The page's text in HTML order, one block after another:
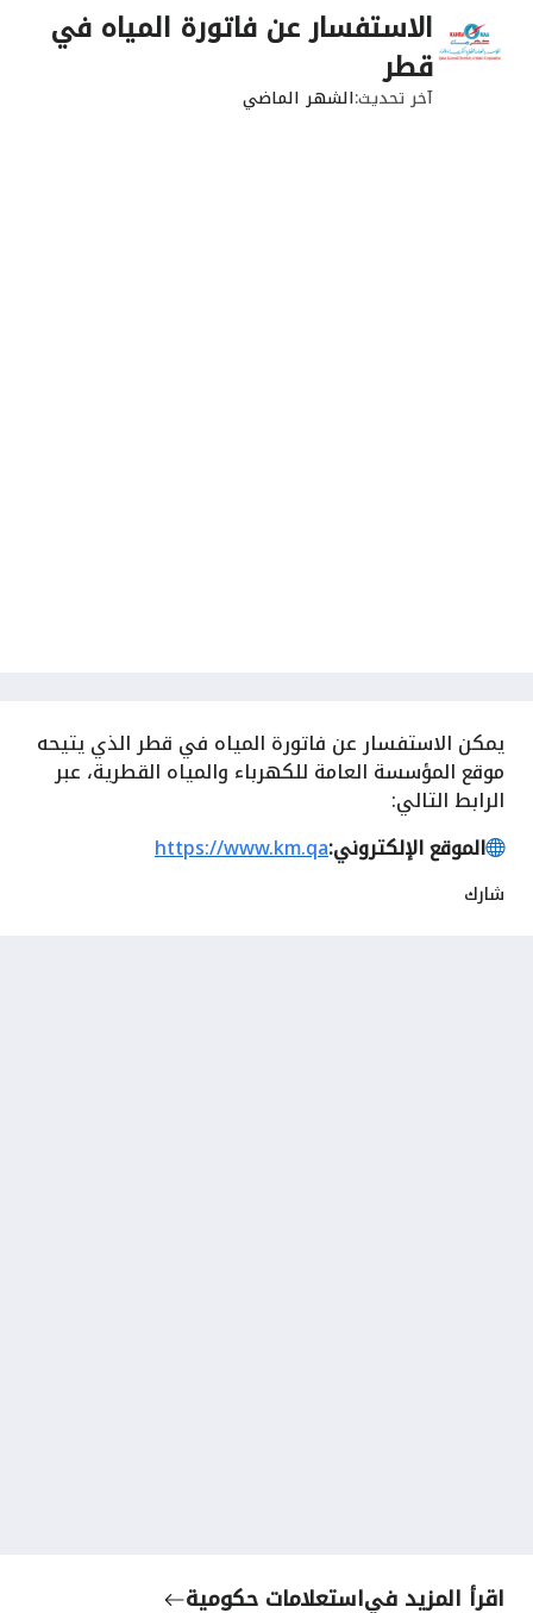
الاستفسار عن فاتورة المياه في
قطر
آخر تحديثالشهر الماضي
يمكن الاستفسار عن فاتورة المياه في قطر الذي يتيحه
موقع المؤسسة العامة للكهرباء والمياه القطرية، عبر
الرابط التالي:
الموقع الإلكتروني:https://www.km.qa
شارك
اقرأ المزيد فياستعلامات حكومية